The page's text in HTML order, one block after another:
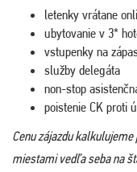
letenky vrátane
ubytovanie v 3*
vstupenky na
služby delegáta
non-stop
poistenie CK proti
Cenu zájazdu
miestami vedľa seba na